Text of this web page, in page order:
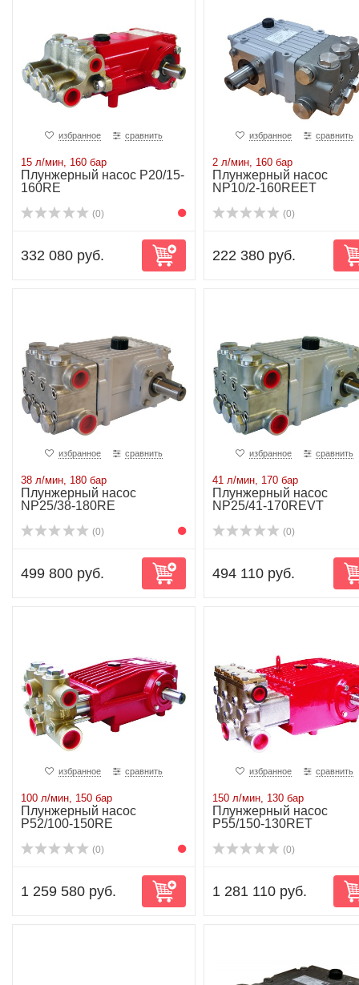
избранное сравнить
15 л/мин, 160 бар
Плунжерный насос P20/15-
160RE
(0)
332 080 руб.
избранное сравнить
2 л/мин, 160 бар
Плунжерный насос
NP10/2-160REET
(0)
222 380 руб.
избранное сравнить
38 л/мин, 180 бар
Плунжерный насос
NP25/38-180RE
(0)
499 800 руб.
избранное сравнить
41 л/мин, 170 бар
Плунжерный насос
NP25/41-170REVT
(0)
494 110 руб.
избранное сравнить
100 л/мин, 150 бар
Плунжерный насос
P52/100-150RE
(0)
1 259 580 руб.
избранное сравнить
150 л/мин, 130 бар
Плунжерный насос
P55/150-130RET
(0)
1 281 110 руб.